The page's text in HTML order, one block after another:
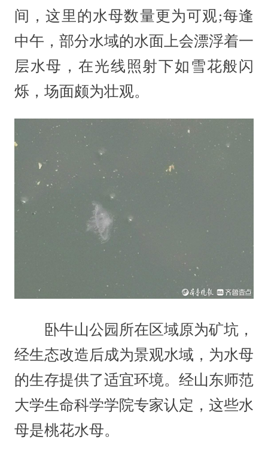
间，这里的水母数量更为可观;每逢
中午，部分水域的水面上会漂浮着一
层水母，在光线照射下如雪花般闪
烁，场面颇为壮观。
卧牛山公园所在区域原为矿坑，
经生态改造后成为景观水域，为水母
的生存提供了适宜环境。经山东师范
大学生命科学学院专家认定，这些水
母是桃花水母。